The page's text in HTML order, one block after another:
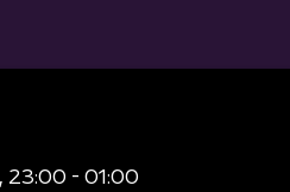
23:00 - 01:00